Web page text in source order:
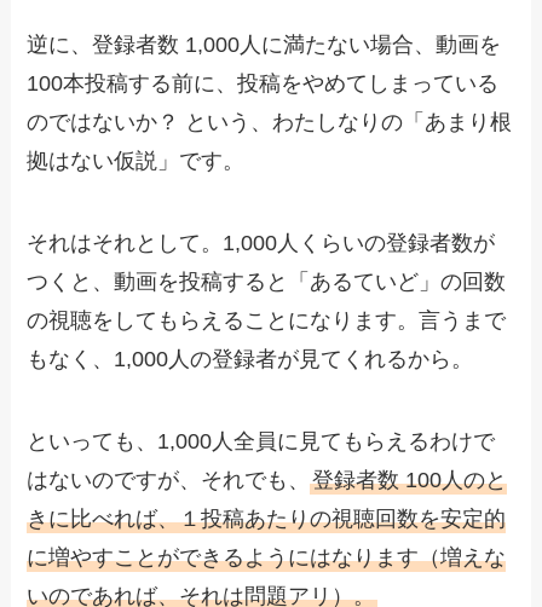
逆に、登録者数 1,000人に満たない場合、動画を
100本投稿する前に、投稿をやめてしまっている
のではないか？ という、わたしなりの「あまり根
拠はない仮説」です。
それはそれとして。1,000人くらいの登録者数が
つくと、動画を投稿すると「あるていど」の回数
の視聴をしてもらえることになります。言うまで
もなく、1,000人の登録者が見てくれるから。
といっても、1,000人全員に見てもらえるわけで
はないのですが、それでも、登録者数 100人のと
きに比べれば、１投稿あたりの視聴回数を安定的
に増やすことができるようにはなります（増えな
いのであれば、それは問題アリ）。